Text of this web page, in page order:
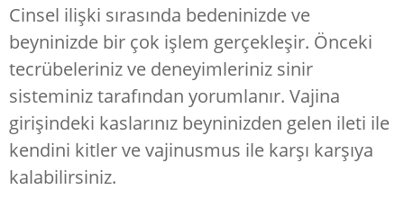
Cinsel ilişki sırasında bedeninizde ve
beyninizde bir çok işlem gerçekleşir. Önceki
tecrübeleriniz ve deneyimleriniz sinir
sisteminiz tarafından yorumlanır. Vajina
girişindeki kaslarınız beyninizden gelen ileti ile
kendini kitler ve vajinusmus ile karşı karşıya
kalabilirsiniz.